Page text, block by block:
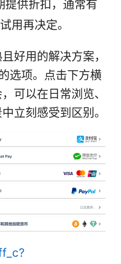
提供折扣，通常有
用再决定。
好用的解决方案，
选项。点击下方横
可以在日常浏览、
立刻感受到区别。